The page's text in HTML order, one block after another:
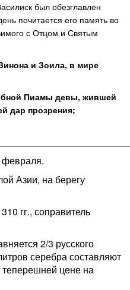
был обезглавлен
почитается его память во
с Отцом и Святым
и Зоила, в мире
Пиамы девы, жившей
дар прозрения;
февраля.
Азии, на берегу
гг., соправитель
2/3 русского
серебра составляют
цене на